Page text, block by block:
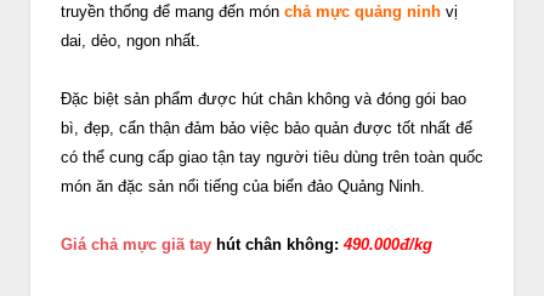
truyền thống để mang đến món chả mực quảng ninh vị
dai, dẻo, ngon nhất.
Đặc biệt sản phẩm được hút chân không và đóng gói bao
bì, đẹp, cẩn thận đảm bảo việc bảo quản được tốt nhất để
có thể cung cấp giao tận tay người tiêu dùng trên toàn quốc
món ăn đặc sản nổi tiếng của biển đảo Quảng Ninh.
Giá chả mực giã tay hút chân không: 490.000đ/kg